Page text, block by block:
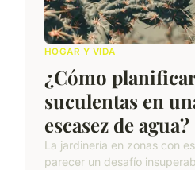
HOGAR Y VIDA
¿Cómo
suculentas en
escasez de agua?
La jardinería en zonas con
parecer un desafío